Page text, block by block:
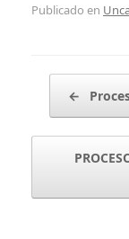
Publicado en
Navegador
←